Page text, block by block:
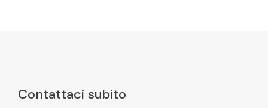
Contattaci subito